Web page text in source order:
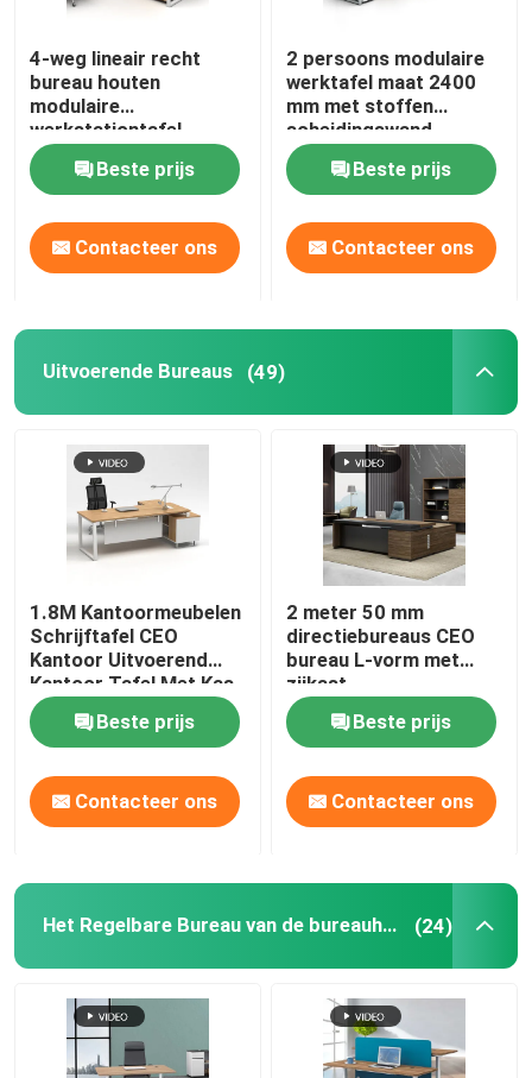
Kantoormeubilair Bank
Receptie kantoor
de muren van de bureauverdeling
Openluchthoek Sofa Set
4-weg lineair recht
bureau houten
modulaire
werkstationtafel
Beste prijs
Contacteer ons
2 persoons modulaire
werktafel maat 2400
mm met stoffen
scheidingswand
Beste prijs
Contacteer ons
Uitvoerende Bureaus (49)
1.8M Kantoormeubelen
Schrijftafel CEO
Kantoor Uitvoerend
Kantoor Tafel Met Kas
Beste prijs
Contacteer ons
2 meter 50 mm
directiebureaus CEO
bureau L-vorm met
zijkast
Beste prijs
Contacteer ons
Het Regelbare Bureau van de bureauhoogte (24)